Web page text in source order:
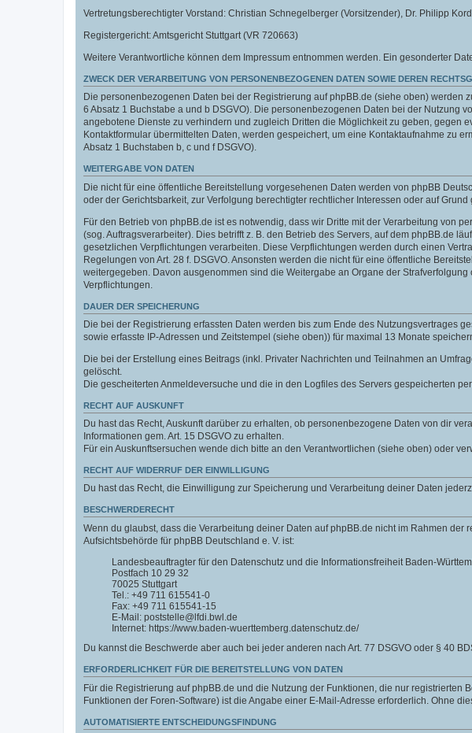
Vertretungsberechtigter Vorstand: Christian Schnegelberger (Vorsitzender), Dr. Philipp
Registergericht: Amtsgericht Stuttgart (VR 720663)
Weitere Verantwortliche können dem Impressum entnommen werden. Ein gesonderter
ZWECK DER VERARBEITUNG VON PERSONENBEZOGENEN DATEN SOWIE DEREN
Die personenbezogenen Daten bei der Registrierung auf phpBB.de (siehe oben)
6 Absatz 1 Buchstabe a und b DSGVO). Die personenbezogenen Daten bei der Nutzung
angebotene Dienste zu verhindern und zugleich Dritten die Möglichkeit zu geben, gegen
Kontaktformular übermittelten Daten, werden gespeichert, um eine Kontaktaufnahme zu
Absatz 1 Buchstaben b, c und f DSGVO).
WEITERGABE VON DATEN
Die nicht für eine öffentliche Bereitstellung vorgesehenen Daten werden von phpBB
oder der Gerichtsbarkeit, zur Verfolgung berechtigter rechtlicher Interessen oder auf Grund
Für den Betrieb von phpBB.de ist es notwendig, dass wir Dritte mit der Verarbeitung von
(sog. Auftragsverarbeiter). Dies betrifft z. B. den Betrieb des Servers, auf dem phpBB.de
gesetzlichen Verpflichtungen verarbeiten. Diese Verpflichtungen werden durch einen
Regelungen von Art. 28 f. DSGVO. Ansonsten werden die nicht für eine öffentliche
weitergegeben. Davon ausgenommen sind die Weitergabe an Organe der
Verpflichtungen.
DAUER DER SPEICHERUNG
Die bei der Registrierung erfassten Daten werden bis zum Ende des Nutzungsvertrages
sowie erfasste IP-Adressen und Zeitstempel (siehe oben)) für maximal 13 Monate
Die bei der Erstellung eines Beitrags (inkl. Privater Nachrichten und Teilnahmen an
gelöscht.
Die gescheiterten Anmeldeversuche und die in den Logfiles des Servers gespeicherten
RECHT AUF AUSKUNFT
Du hast das Recht, Auskunft darüber zu erhalten, ob personenbezogene Daten von dir
Informationen gem. Art. 15 DSGVO zu erhalten.
Für ein Auskunftsersuchen wende dich bitte an den Verantwortlichen (siehe oben) oder
RECHT AUF WIDERRUF DER EINWILLIGUNG
Du hast das Recht, die Einwilligung zur Speicherung und Verarbeitung deiner Daten
BESCHWERDERECHT
Wenn du glaubst, dass die Verarbeitung deiner Daten auf phpBB.de nicht im Rahmen
Aufsichtsbehörde für phpBB Deutschland e. V. ist:
Landesbeauftragter für den Datenschutz und die Informationsfreiheit Baden-
Postfach 10 29 32
70025 Stuttgart
Tel.: +49 711 615541-0
Fax: +49 711 615541-15
E-Mail: poststelle@lfdi.bwl.de
Internet: https://www.baden-wuerttemberg.datenschutz.de/
Du kannst die Beschwerde aber auch bei jeder anderen nach Art. 77 DSGVO oder § 40
ERFORDERLICHKEIT FÜR DIE BEREITSTELLUNG VON DATEN
Für die Registrierung auf phpBB.de und die Nutzung der Funktionen, die nur
Funktionen der Foren-Software) ist die Angabe einer E-Mail-Adresse erforderlich. Ohne
AUTOMATISIERTE ENTSCHEIDUNGSFINDUNG